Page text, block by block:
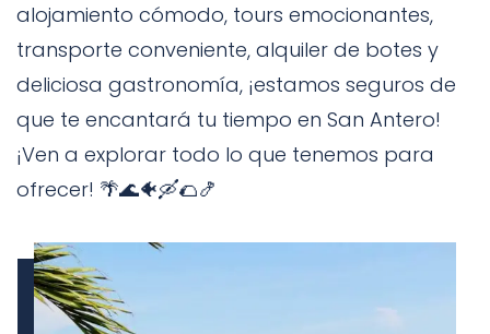
alojamiento cómodo, tours emocionantes,
transporte conveniente, alquiler de botes y
deliciosa gastronomía, ¡estamos seguros de
que te encantará tu tiempo en San Antero!
¡Ven a explorar todo lo que tenemos para
ofrecer! 🌴🌊🐠🛶🌮🍤